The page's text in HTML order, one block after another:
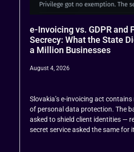
e-Invoicing vs. GDPR and
Secrecy: What the State
a Million Businesses
August 4, 2026
Slovakia’s e-invoicing act
of personal data protection. The
asked to shield client identities —
secret service asked the same for